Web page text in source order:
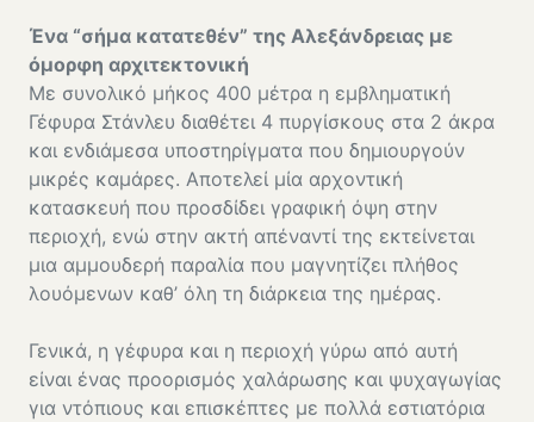
Ένα “σήμα κατατεθέν” της Αλεξάνδρειας με
όμορφη αρχιτεκτονική
Με συνολικό μήκος 400 μέτρα η εμβληματική
Γέφυρα Στάνλευ διαθέτει 4 πυργίσκους στα 2 άκρα
και ενδιάμεσα υποστηρίγματα που δημιουργούν
μικρές καμάρες. Αποτελεί μία αρχοντική
κατασκευή που προσδίδει γραφική όψη στην
περιοχή, ενώ στην ακτή απέναντί της εκτείνεται
μια αμμουδερή παραλία που μαγνητίζει πλήθος
λουόμενων καθ’ όλη τη διάρκεια της ημέρας.
Γενικά, η γέφυρα και η περιοχή γύρω από αυτή
είναι ένας προορισμός χαλάρωσης και ψυχαγωγίας
για ντόπιους και επισκέπτες με πολλά εστιατόρια